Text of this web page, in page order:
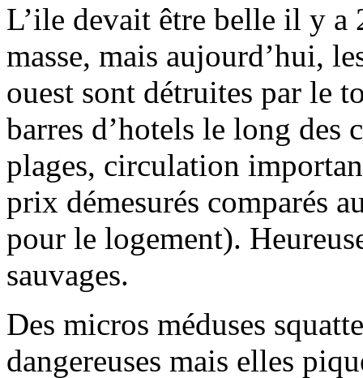
L’ile devait être belle il y a
masse, mais aujourd’hui,
ouest sont détruites par le
barres d’hotels le long des
plages, circulation
prix démesurés comparés
pour le logement).
sauvages.
Des micros méduses
dangereuses mais elles